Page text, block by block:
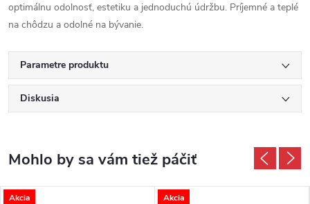
optimálnu odolnosť, estetiku a jednoduchú údržbu. Príjemné a teplé
na chôdzu a odolné na bývanie.
Parametre produktu
Diskusia
Akcia Akcia